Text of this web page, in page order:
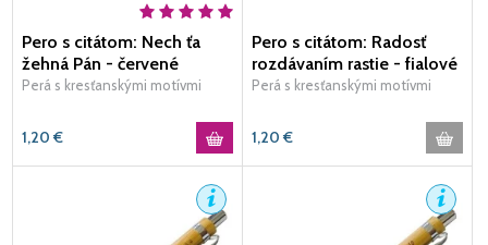
Pero s citátom: Nech ťa
žehná Pán - červené
Perá s kresťanskými motívmi
1,20 €
Pero s citátom: Radosť
rozdávaním rastie - fialové
Perá s kresťanskými motívmi
1,20 €